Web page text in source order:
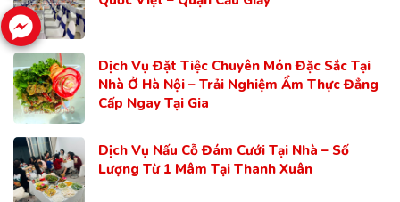
Dịch Vụ Đặt Tiệc Chuyên Món Đặc Sắc Tại
Nhà Ở Hà Nội – Trải Nghiệm Ẩm Thực Đẳng
Cấp Ngay Tại Gia
Dịch Vụ Nấu Cỗ Đám Cưới Tại Nhà – Số
Lượng Từ 1 Mâm Tại Thanh Xuân